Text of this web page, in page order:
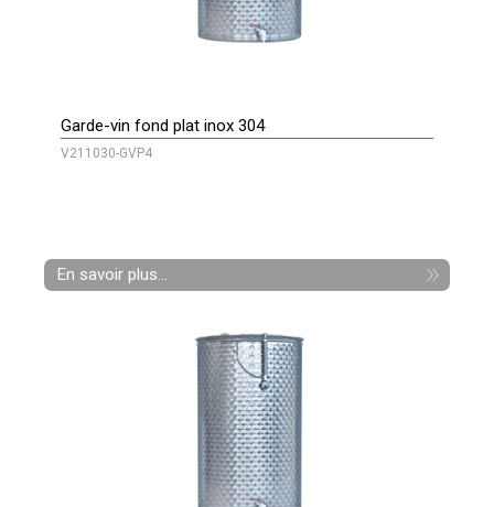
Garde-vin fond plat inox 304
V211030-GVP4
En savoir plus...